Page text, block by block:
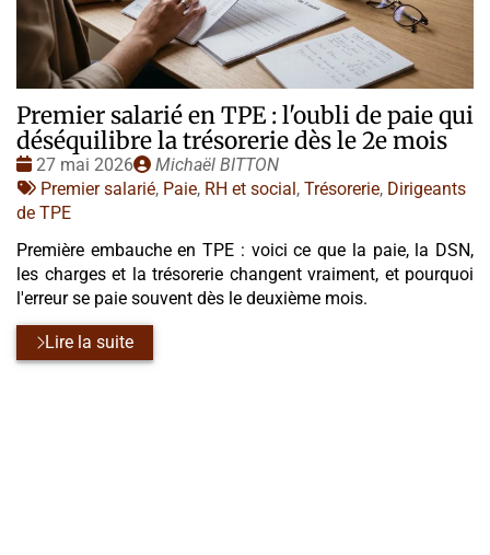
Premier salarié en TPE : l'oubli de paie qui
déséquilibre la trésorerie dès le 2e mois
Date
:
27 mai 2026
Publié
par
Michaël BITTON
Tags
:
Premier salarié, Paie, RH et social, Trésorerie, Dirigeants
de TPE
Première embauche en TPE : voici ce que la paie, la DSN,
les charges et la trésorerie changent vraiment, et pourquoi
l'erreur se paie souvent dès le deuxième mois.
Lire la suite